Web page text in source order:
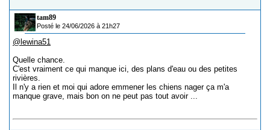
tam89
Posté le 24/06/2026 à 21h27
@lewina51
Quelle chance.
C'est vraiment ce qui manque ici, des plans d'eau ou des petites
rivières.
Il n'y a rien et moi qui adore emmener les chiens nager ça m'a
manque grave, mais bon on ne peut pas tout avoir ...